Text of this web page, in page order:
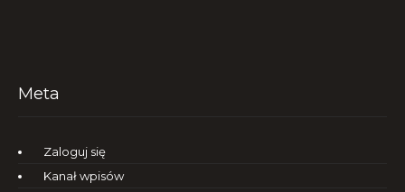
Meta
Zaloguj się
Kanał wpisów